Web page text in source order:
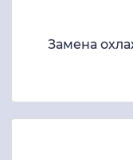
Замена